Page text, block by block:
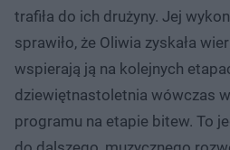
trafiła do ich drużyny. Jej
sprawiło, że Oliwia zyskała
wspierają ją na kolejnych
dziewiętnastoletnia wówczas
programu na etapie bitew. To